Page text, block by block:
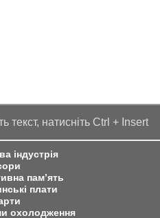
текст, натисніть Ctrl + Insert
індустрія
пам’ять
плати
охолодження